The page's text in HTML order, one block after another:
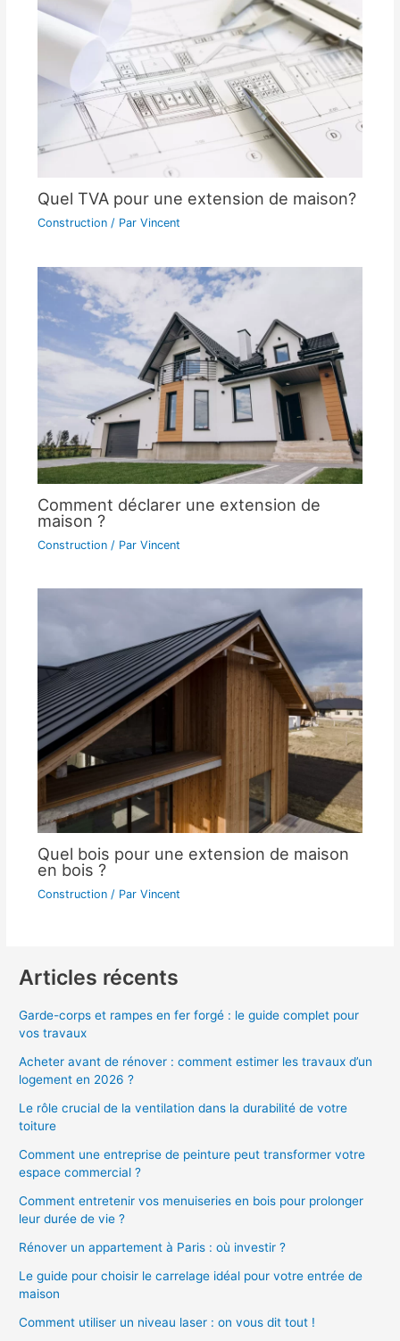
Quel TVA pour une extension de maison?
Construction/ Par Vincent
Comment déclarer une extension de
maison ?
Construction/ Par Vincent
Quel bois pour une extension de maison
en bois ?
Construction/ Par Vincent
Articles récents
Garde-corps et rampes en fer forgé : le guide complet pour
vos travaux
Acheter avant de rénover : comment estimer les travaux d’un
logement en 2026 ?
Le rôle crucial de la ventilation dans la durabilité de votre
toiture
Comment une entreprise de peinture peut transformer votre
espace commercial ?
Comment entretenir vos menuiseries en bois pour prolonger
leur durée de vie ?
Rénover un appartement à Paris : où investir ?
Le guide pour choisir le carrelage idéal pour votre entrée de
maison
Comment utiliser un niveau laser : on vous dit tout !